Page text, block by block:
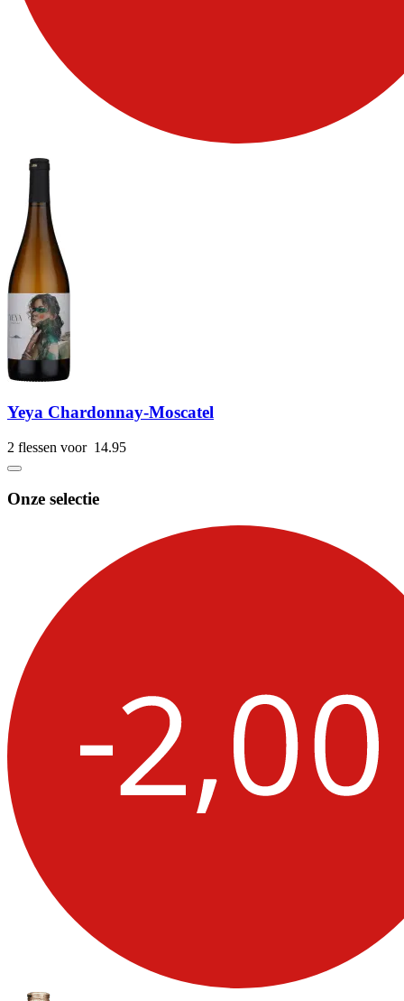
Yeya Chardonnay-Moscatel
2 flessen voor 14.95
Onze selectie